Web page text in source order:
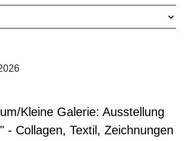
Kleine Galerie: Ausstellung
- Collagen, Textil, Zeichnungen